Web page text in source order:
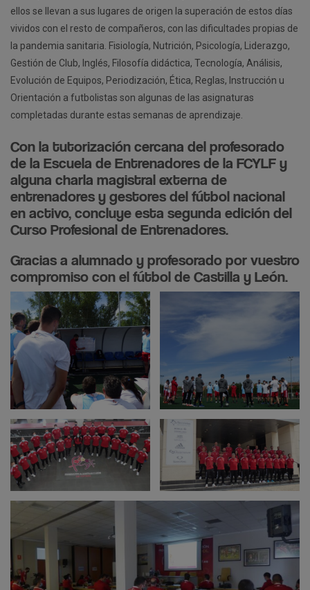
ellos se llevan a sus lugares de origen la superación de estos días
vividos con el resto de compañeros, con las dificultades propias de
la pandemia sanitaria. Fisiología, Nutrición, Psicología, Liderazgo,
Gestión de Club, Inglés, Filosofía didáctica, Tecnología, Análisis,
Evolución de Equipos, Periodización, Ética, Reglas, Instrucción u
Orientación a futbolistas son algunas de las asignaturas
completadas durante estas semanas de aprendizaje.
Con la tutorización cercana del profesorado
de la Escuela de Entrenadores de la FCYLF y
alguna charla magistral externa de
entrenadores y gestores del fútbol nacional
en activo, concluye esta segunda edición del
Curso Profesional de Entrenadores.
Gracias a alumnado y profesorado por vuestro
compromiso con el fútbol de Castilla y León.